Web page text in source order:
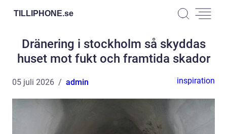
TILLIPHONE.se
Dränering i stockholm så skyddas
huset mot fukt och framtida skador
05 juli 2026 admin inspiration